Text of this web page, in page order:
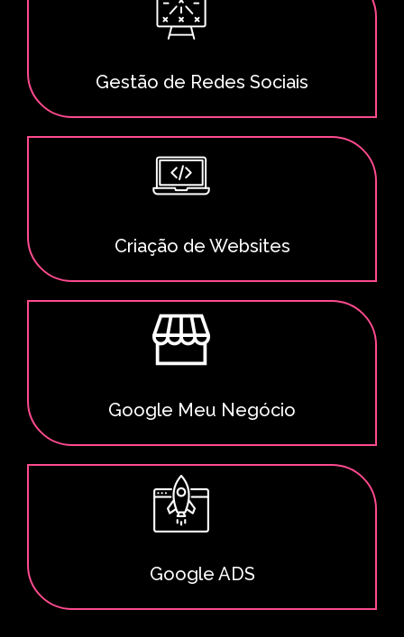
Gestão de Redes Sociais
Criação de Websites
Google Meu Negócio
Google ADS